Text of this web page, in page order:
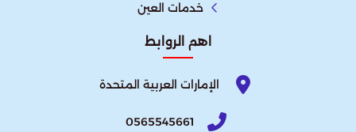
خدمات العين
اهم الروابط
الإمارات العربية المتحدة​
0565545661